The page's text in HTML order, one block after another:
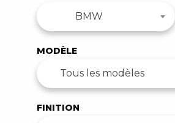
BMW
MODÈLE
Tous les modèles
FINITION